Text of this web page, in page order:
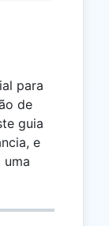
para
de
guia
e